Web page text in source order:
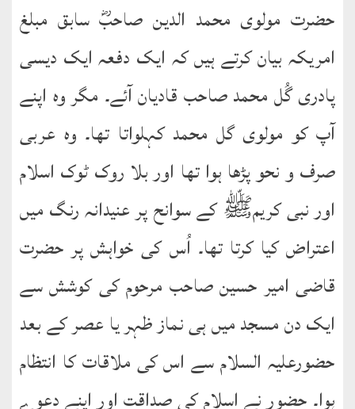
حضرت مولوی محمد الدین صاحبؓ سابق مبلغ
امریکہ بیان کرتے ہیں کہ ایک دفعہ ایک دیسی
پادری گُل محمد صاحب قادیان آئے۔ مگر وہ اپنے
آپ کو مولوی گل محمد کہلواتا تھا۔ وہ عربی
صرف و نحو پڑھا ہوا تھا اور بلا روک ٹوک اسلام
اور نبی کریمﷺ کے سوانح پر عنیدانہ رنگ میں
اعتراض کیا کرتا تھا۔ اُس کی خواہش پر حضرت
قاضی امیر حسین صاحب مرحوم کی کوشش سے
ایک دن مسجد میں ہی نماز ظہر یا عصر کے بعد
حضورعلیہ السلام سے اس کی ملاقات کا انتظام
ہوا۔ حضور نے اسلام کی صداقت اور اپنے دعوے